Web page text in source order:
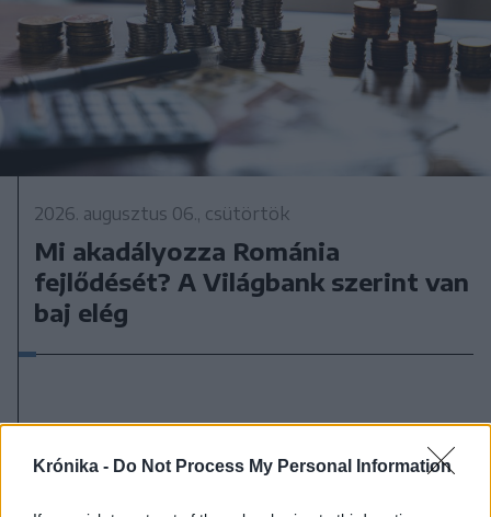
Krónika - Do Not Process My Personal Information
2026. augusztus 06., csütörtök
Mi akadályozza Románia
fejlődését? A Világbank szerint van
baj elég